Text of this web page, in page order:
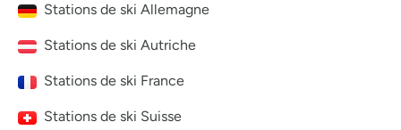
Stations de ski Allemagne
Stations de ski Autriche
Stations de ski France
Stations de ski Suisse